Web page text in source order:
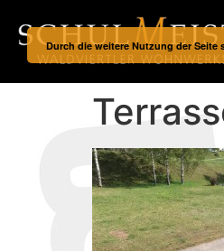
Durch die weitere Nutzung der Seite